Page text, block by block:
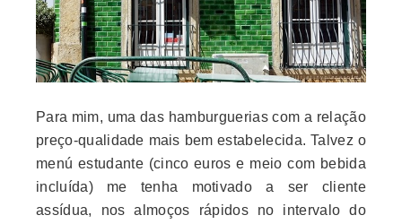
Para mim, uma das hamburguerias com a relação
preço-qualidade mais bem estabelecida. Talvez o
menú estudante (cinco euros e meio com bebida
incluída) me tenha motivado a ser cliente
assídua, nos almoços rápidos no intervalo do